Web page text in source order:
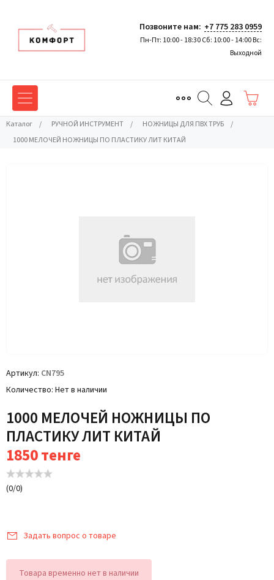
Позвоните нам: +7 775 283 0959
Пн-Пт: 10:00 - 18:30 Сб: 10:00 - 14:00 Вс:
Выходной
Каталог / РУЧНОЙ ИНСТРУМЕНТ / НОЖНИЦЫ ДЛЯ ПВХ ТРУБ
/
1000 МЕЛОЧЕЙ НОЖНИЦЫ ПО ПЛАСТИКУ ЛИТ КИТАЙ
Артикул CN795
Количество Нет в наличии
1000 МЕЛОЧЕЙ НОЖНИЦЫ ПО
ПЛАСТИКУ ЛИТ КИТАЙ
1850тенге
(0/0)
Задать вопрос о товаре
Товара временно нет в наличии